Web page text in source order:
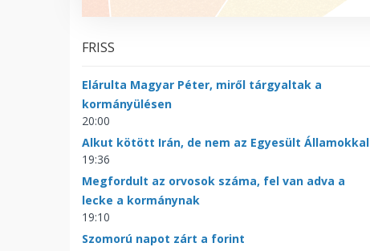
FRISS
Elárulta Magyar Péter, miről tárgyaltak a
kormányülésen
20:00
Alkut kötött Irán, de nem az Egyesült Államokkal
19:36
Megfordult az orvosok száma, fel van adva a
lecke a kormánynak
19:10
Szomorú napot zárt a forint